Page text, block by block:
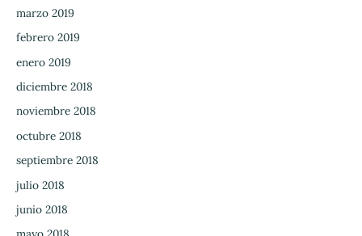
marzo 2019
febrero 2019
enero 2019
diciembre 2018
noviembre 2018
octubre 2018
septiembre 2018
julio 2018
junio 2018